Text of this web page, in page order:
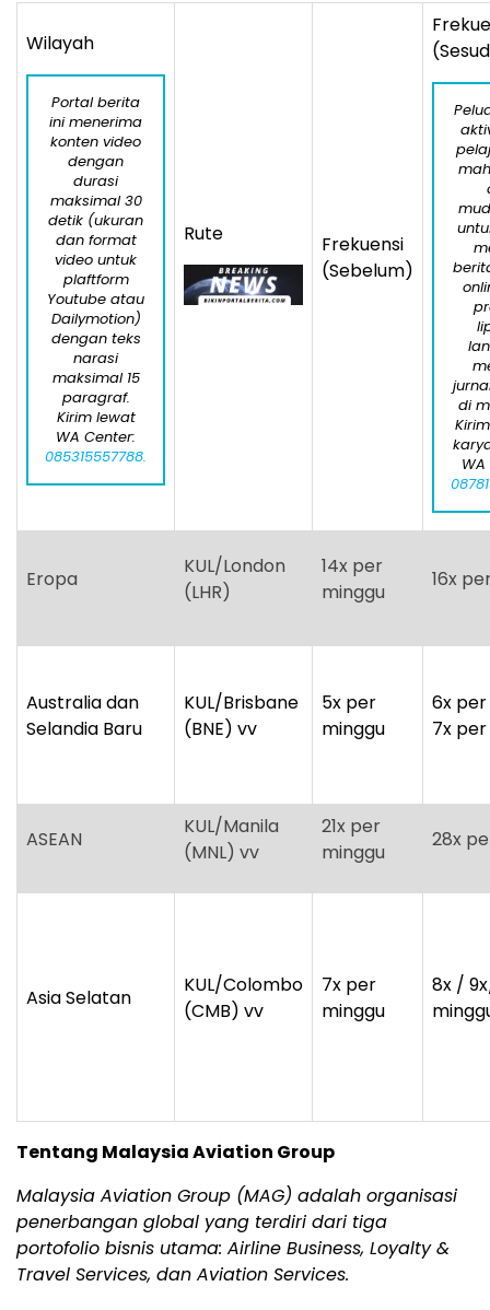
Wilayah
Portal berita
ini menerima
konten video
dengan
durasi
maksimal 30
detik (ukuran
dan format
video untuk
plaftform
Youtube atau
Dailymotion)
dengan teks
narasi
maksimal 15
paragraf.
Kirim lewat
WA Center:
085315557788.
Rute
Frekuensi
(Sebelum)
di
Eropa
KUL/London
(LHR)
14x per
minggu
16x
Australia dan
Selandia Baru
KUL/Brisbane
(BNE) vv
5x per
minggu
6x
7x
ASEAN
KUL/Manila
(MNL) vv
21x per
minggu
28x
Asia Selatan
KUL/Colombo
(CMB) vv
7x per
minggu
8x /
Tentang Malaysia Aviation Group
Malaysia Aviation Group (MAG) adalah organisasi
penerbangan global yang terdiri dari tiga
portofolio bisnis utama: Airline Business, Loyalty &
Travel Services, dan Aviation Services.